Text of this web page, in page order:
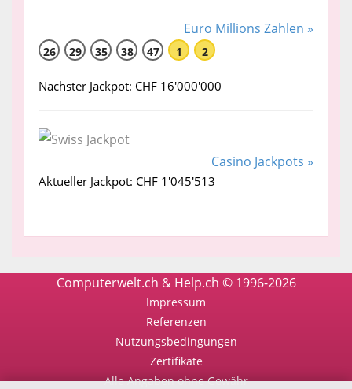
Euro Millions Zahlen »
26 29 35 38 47 1 2
Nächster Jackpot: CHF 16'000'000
Casino Jackpots »
Aktueller Jackpot: CHF 1'045'513
Computerwelt.ch & Help.ch © 1996-2026
Impressum
Referenzen
Nutzungsbedingungen
Zertifikate
Alle Angaben ohne Gewähr